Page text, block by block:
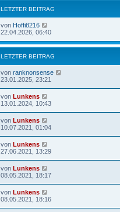
LETZTER BEITRAG
von Hoffi8216
22.04.2026, 06:40
LETZTER BEITRAG
von ranknonsense
23.01.2025, 23:21
von Lunkens
13.01.2024, 10:43
von Lunkens
10.07.2021, 01:04
von Lunkens
27.06.2021, 13:29
von Lunkens
08.05.2021, 18:17
von Lunkens
08.05.2021, 18:16